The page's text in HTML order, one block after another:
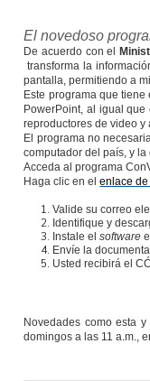
El novedoso
De acuerdo con el
transforma la
pantalla, permitiendo a
Este programa que tiene
PowerPoint, al igual
reproductores de video
El programa no
computador del país, y
Acceda al programa
Haga clic en elenlace
Valide su correo
Identifique y
Instale elsoftware
Envíe la
Usted recibirá el
Novedades como esta
domingos a las 11 a.m.,